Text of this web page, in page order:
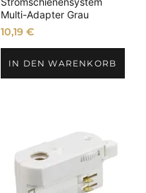
Multi-Adapter Grau
10,19 €
IN DEN WARENKORB